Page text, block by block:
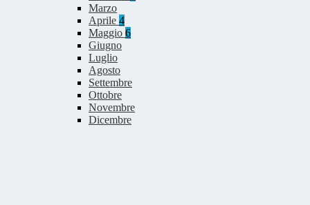
Marzo
Aprile 4
Maggio 6
Giugno
Luglio
Agosto
Settembre
Ottobre
Novembre
Dicembre